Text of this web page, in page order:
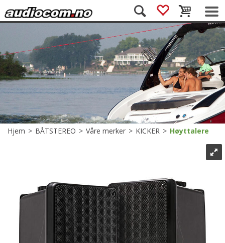
Hjem>BÅTSTEREO>Våre merker>KICKER>Høyttalere